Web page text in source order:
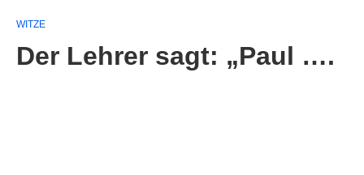
WITZE
Der Lehrer sagt: „Paul ….